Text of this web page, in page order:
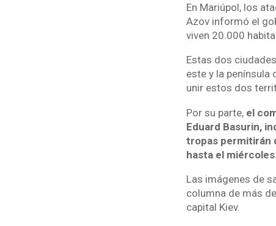
En Mariúpol, los
Azov informó el
viven 20.000
Estas dos
este y la península
unir estos dos
Por su parte, el
Eduard Basurin,
tropas permitirán
hasta el miércoles.
Las imágenes de
columna de más
capital Kiev.